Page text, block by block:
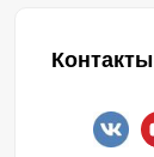
Контакты